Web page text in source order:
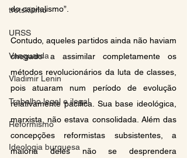
trotskismo
URSS
Vanguarda
Vladimir Lenin
Trabalho legal e ilegal
Reformismo
Ideologia burguesa
do capitalismo”.
Contudo, aqueles partidos ainda não haviam
chegado a assimilar completamente os
métodos revolucionários da luta de classes,
pois atuaram num período de evolução
relativamente pacífica. Sua base ideológica,
marxista, não estava consolidada. Além das
concepções reformistas subsistentes, a
maioria deles não se desprendera